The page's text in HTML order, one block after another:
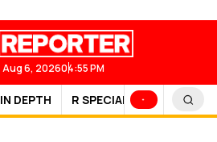
Aug 6, 202604:55 PM
IN DEPTH R SPECIAL SPORTS